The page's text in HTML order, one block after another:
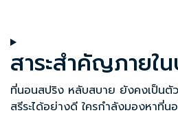
สาระสำคัญภายใ
ที่นอนสปริง หลับสบาย ยังคงเป็นตั
สรีระได้อย่างดี ใครกำลังมองหาที่น